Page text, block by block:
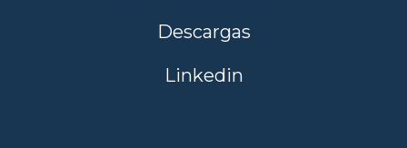
Descargas
Linkedin